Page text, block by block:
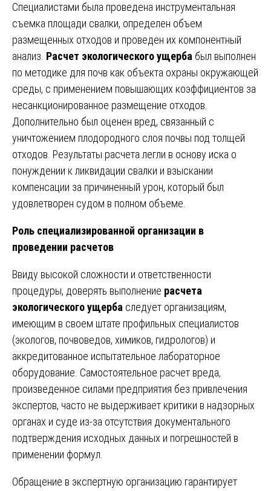
Специалистами была проведена инструментальная
съемка площади свалки, определен объем
размещенных отходов и проведен их компонентный
анализ. Расчет экологического ущерба был выполнен
по методике для почв как объекта охраны окружающей
среды, с применением повышающих коэффициентов за
несанкционированное размещение отходов.
Дополнительно был оценен вред, связанный с
уничтожением плодородного слоя почвы под толщей
отходов. Результаты расчета легли в основу иска о
понуждении к ликвидации свалки и взыскании
компенсации за причиненный урон, который был
удовлетворен судом в полном объеме.
Роль специализированной организации в
проведении расчетов
Ввиду высокой сложности и ответственности
процедуры, доверять выполнение расчета
экологического ущерба следует организациям,
имеющим в своем штате профильных специалистов
(экологов, почвоведов, химиков, гидрологов) и
аккредитованное испытательное лабораторное
оборудование. Самостоятельное расчет вреда,
произведенное силами предприятия без привлечения
экспертов, часто не выдерживает критики в надзорных
органах и суде из-за отсутствия документального
подтверждения исходных данных и погрешностей в
применении формул.
Обращение в экспертную организацию гарантирует